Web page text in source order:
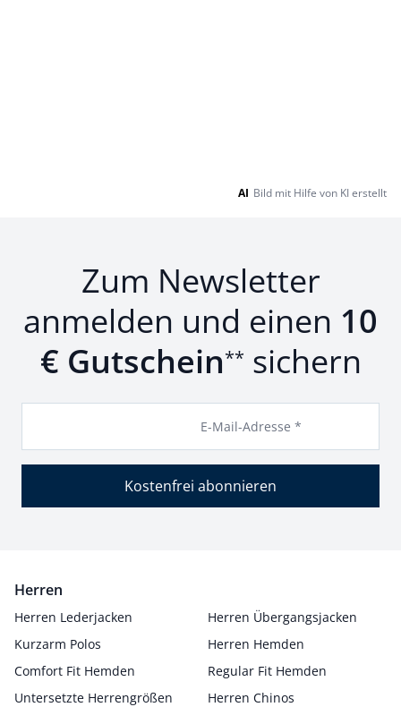
AI Bild mit Hilfe von KI erstellt
Zum Newsletter
anmelden und einen 10
€ Gutschein** sichern
E-Mail-Adresse *
Kostenfrei abonnieren
Herren
Herren Lederjacken
Herren Übergangsjacken
Kurzarm Polos
Herren Hemden
Comfort Fit Hemden
Regular Fit Hemden
Untersetzte Herrengrößen
Herren Chinos